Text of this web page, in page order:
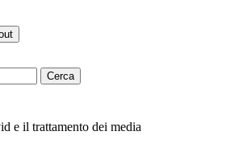
Cerca
e il trattamento dei media